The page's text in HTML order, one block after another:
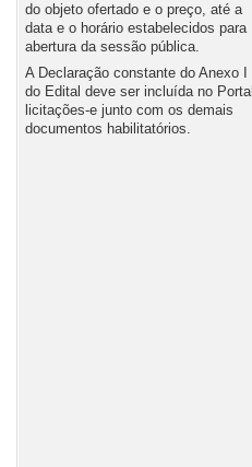
do objeto ofertado e o preço, até a
data e o horário estabelecidos para
abertura da sessão pública.
A Declaração constante do Anexo I
do Edital deve ser incluída no Portal
licitações-e junto com os demais
documentos habilitatórios.